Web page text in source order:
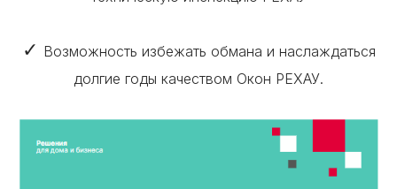
✓ Возможность избежать обмана и наслаждаться
долгие годы качеством Окон РЕХАУ.